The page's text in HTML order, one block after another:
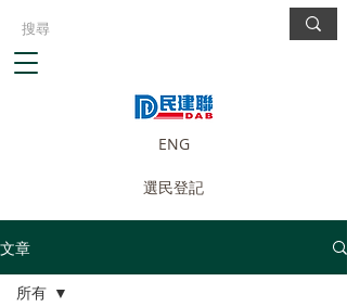
ENG
選民登記
文章
所有